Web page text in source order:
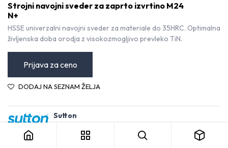
Strojni navojni sveder za zaprto izvrtino M24
N+
HSSE univerzalni navojni sveder za materiale do 35HRC. Optimalna
življenska doba orodja z visokozmogljivo prevleko TiN.
Prijava za ceno
DODAJ NA SEZNAM ŽELJA
Sutton
Kategorija: Navojni svedri